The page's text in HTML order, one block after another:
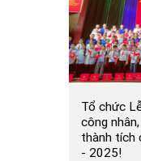
Tổ chức
công
thành tích
- 2025!